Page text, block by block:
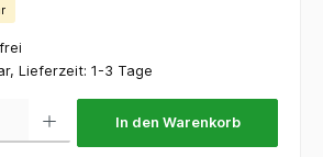
Lieferzeit: 1-3 Tage
In den Warenkorb